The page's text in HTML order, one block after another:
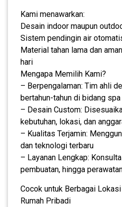
Kami menawarkan:
Desain indoor maupun
Sistem pendingin air
Material tahan lama dan
hari
Mengapa Memilih Kami?
– Berpengalaman: Tim ahli
bertahun-tahun di bidang
– Desain Custom:
kebutuhan, lokasi, dan
– Kualitas Terjamin:
dan teknologi terbaru
– Layanan Lengkap:
pembuatan, hingga
Cocok untuk Berbagai Lokasi
Rumah Pribadi